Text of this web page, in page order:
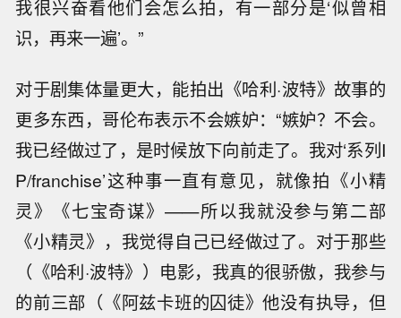
我很兴奋看他们会怎么拍，有一部分是‘似曾相
识，再来一遍’。”
对于剧集体量更大，能拍出《哈利·波特》故事的
更多东西，哥伦布表示不会嫉妒：“嫉妒？不会。
我已经做过了，是时候放下向前走了。我对‘系列I
P/franchise’这种事一直有意见，就像拍《小精
灵》《七宝奇谋》——所以我就没参与第二部
《小精灵》，我觉得自己已经做过了。对于那些
（《哈利·波特》）电影，我真的很骄傲，我参与
的前三部（《阿兹卡班的囚徒》他没有执导，但